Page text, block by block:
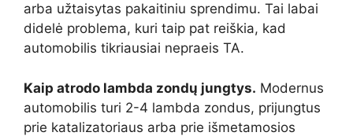
arba užtaisytas pakaitiniu sprendimu. Tai labai
didelė problema, kuri taip pat reiškia, kad
automobilis tikriausiai nepraeis TA.
Kaip atrodo lambda zondų jungtys. Modernus
automobilis turi 2-4 lambda zondus, prijungtus
prie katalizatoriaus arba prie išmetamosios